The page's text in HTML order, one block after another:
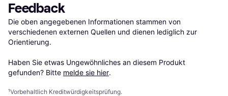
Feedback
Die oben angegebenen Informationen stammen von
verschiedenen externen Quellen und dienen lediglich zur
Orientierung.
Haben Sie etwas Ungewöhnliches an diesem Produkt
gefunden? Bitte melde sie hier.
¹Vorbehaltlich Kreditwürdigkeitsprüfung.